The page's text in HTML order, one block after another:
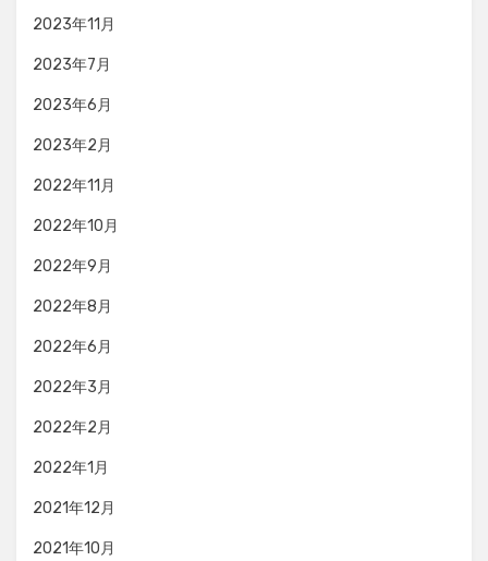
2023年11月
2023年7月
2023年6月
2023年2月
2022年11月
2022年10月
2022年9月
2022年8月
2022年6月
2022年3月
2022年2月
2022年1月
2021年12月
2021年10月